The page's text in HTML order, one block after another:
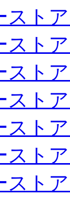
スト
スト
スト
スト
スト
スト
スト